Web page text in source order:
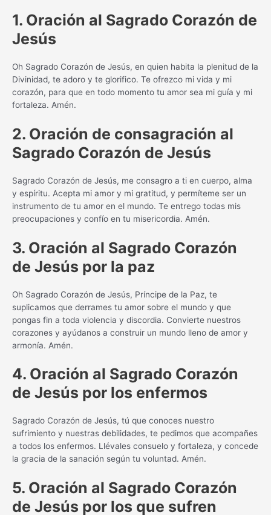
1. Oración al Sagrado Corazón de
Jesús
Oh Sagrado Corazón de Jesús, en quien habita la plenitud de la
Divinidad, te adoro y te glorifico. Te ofrezco mi vida y mi
corazón, para que en todo momento tu amor sea mi guía y mi
fortaleza. Amén.
2. Oración de consagración al
Sagrado Corazón de Jesús
Sagrado Corazón de Jesús, me consagro a ti en cuerpo, alma
y espíritu. Acepta mi amor y mi gratitud, y permíteme ser un
instrumento de tu amor en el mundo. Te entrego todas mis
preocupaciones y confío en tu misericordia. Amén.
3. Oración al Sagrado Corazón
de Jesús por la paz
Oh Sagrado Corazón de Jesús, Príncipe de la Paz, te
suplicamos que derrames tu amor sobre el mundo y que
pongas fin a toda violencia y discordia. Convierte nuestros
corazones y ayúdanos a construir un mundo lleno de amor y
armonía. Amén.
4. Oración al Sagrado Corazón
de Jesús por los enfermos
Sagrado Corazón de Jesús, tú que conoces nuestro
sufrimiento y nuestras debilidades, te pedimos que acompañes
a todos los enfermos. Llévales consuelo y fortaleza, y concede
la gracia de la sanación según tu voluntad. Amén.
5. Oración al Sagrado Corazón
de Jesús por los que sufren